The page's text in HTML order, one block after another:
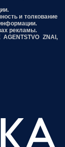
и толкование
рекламы.
ZNAI,